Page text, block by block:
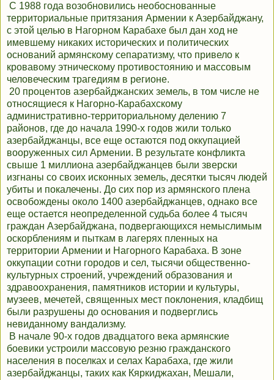
С 1988 года возобновились необоснованные
территориальные притязания Армении к Азербайджану,
с этой целью в Нагорном Карабахе был дан ход не
имевшему никаких исторических и политических
оснований армянскому сепаратизму, что привело к
кровавому этническому противостоянию и массовым
человеческим трагедиям в регионе.
20 процентов азербайджанских земель, в том числе не
относящиеся к Нагорно-Карабахскому
административно-территориальному делению 7
районов, где до начала 1990-х годов жили только
азербайджанцы, все еще остаются под оккупацией
вооруженных сил Армении. В результате конфликта
свыше 1 миллиона азербайджанцев были зверски
изгнаны со своих исконных земель, десятки тысяч людей
убиты и покалечены. До сих пор из армянского плена
освобождены около 1400 азербайджанцев, однако все
еще остается неопределенной судьба более 4 тысяч
граждан Азербайджана, подвергающихся немыслимым
оскорблениям и пыткам в лагерях пленных на
территории Армении и Нагорного Карабаха. В зоне
оккупации сотни городов и сел, тысячи общественно-
культурных строений, учреждений образования и
здравоохранения, памятников истории и культуры,
музеев, мечетей, священных мест поклонения, кладбищ
были разрушены до основания и подверглись
невиданному вандализму.
В начале 90-х годов двадцатого века армянские
боевики устроили массовую резню гражданского
населения в поселках и селах Карабаха, где жили
азербайджанцы, таких как Кяркиджахан, Мешали,